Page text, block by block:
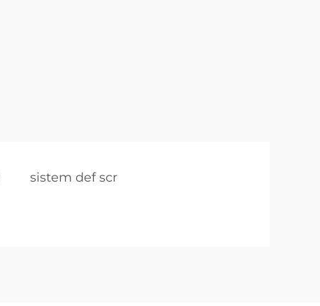
sistem def scr